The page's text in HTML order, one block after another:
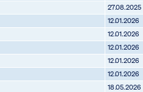
27.08.2025
12.01.2026
12.01.2026
12.01.2026
12.01.2026
12.01.2026
18.05.2026